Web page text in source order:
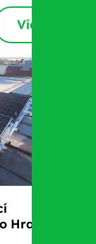
Více
Hradiště